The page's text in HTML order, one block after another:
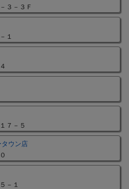
３－３Ｆ
１
７－５
ウン店
－１